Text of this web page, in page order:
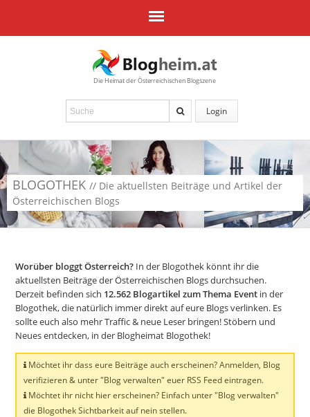
Die Heimat der Österreichischen Blogszene
Login
BLOGOTHEK // Die aktuellsten Beiträge und Artikel der
Österreichischen Blogs
Worüber bloggt Österreich? In der Blogothek könnt ihr die
aktuellsten Beiträge der Österreichischen Blogs durchsuchen.
Derzeit befinden sich 12.562 Blogartikel zum Thema Event in der
Blogothek, die natürlich immer direkt auf eure Blogs verlinken. Es
sollte euch also mehr Traffic & neue Leser bringen! Stöbern und
Neues entdecken, in der Blogheimat Blogothek!
Möchtet ihr dass eure Beiträge auch erscheinen? Anmelden, Blog
verifizieren & unter "Blog verwalten" euer RSS Feed eintragen.
Möchtet ihr nicht hier erscheinen? Einfach unter "Blog verwalten"
die Blogothek Sichtbarkeit auf nein stellen.